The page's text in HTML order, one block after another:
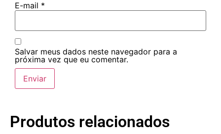
E-mail *
Salvar meus dados neste navegador para a
próxima vez que eu comentar.
Produtos relacionados